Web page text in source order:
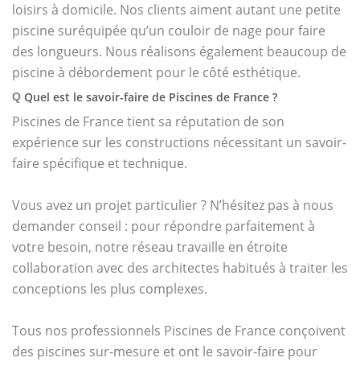
loisirs à domicile. Nos clients aiment autant une petite
piscine suréquipée qu’un couloir de nage pour faire
des longueurs. Nous réalisons également beaucoup de
piscine à débordement pour le côté esthétique.
Q Quel est le savoir-faire de Piscines de France ?
Piscines de France tient sa réputation de son
expérience sur les constructions nécessitant un savoir-
faire spécifique et technique.
Vous avez un projet particulier ? N’hésitez pas à nous
demander conseil : pour répondre parfaitement à
votre besoin, notre réseau travaille en étroite
collaboration avec des architectes habitués à traiter les
conceptions les plus complexes.
Tous nos professionnels Piscines de France conçoivent
des piscines sur-mesure et ont le savoir-faire pour